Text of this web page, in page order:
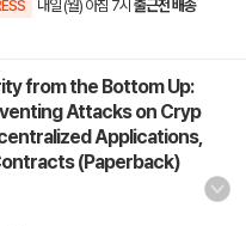
내일 (월) 아침 7시 출근전 배송
from the Bottom Up:
Attacks on Cryp
Applications,
(Paperback)